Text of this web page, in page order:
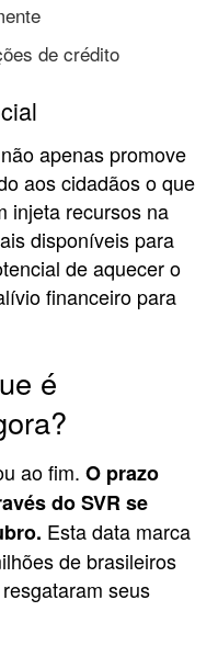
de crédito
apenas promove
aos cidadãos o que
injeta recursos na
disponíveis para
de aquecer o
financeiro para
é
ao fim. O prazo
do SVR se
Esta data marca
de brasileiros
seus